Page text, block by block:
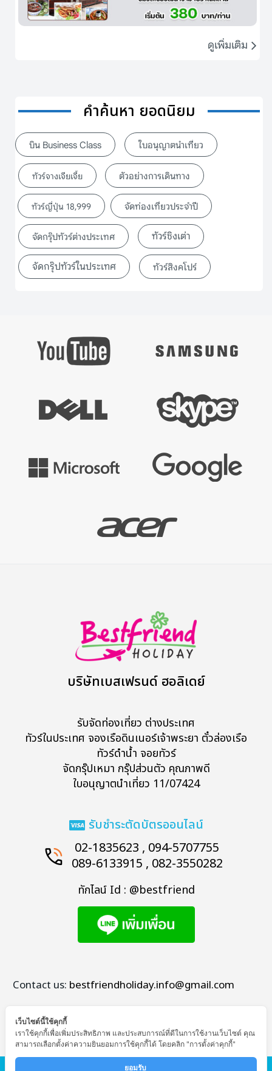
ดูเพิ่มเติม
คำค้นหา ยอดนิยม
บิน Business Class ใบอนุญาตนำเที่ยว
ทัวร์จางเจียเจี้ย ตัวอย่างการเดินทาง
ทัวร์ญี่ปุ่น 18,999 จัดท่องเที่ยวประจำปี
จัดกรุ๊ปทัวร์ต่างประเทศ ทัวร์ชิงเต่า
จัดกรุ๊ปทัวร์ในประเทศ ทัวร์สิงคโปร์
บริษัทเบสเฟรนด์ ฮอลิเดย์
รับจัดท่องเที่ยว ต่างประเทศ
ทัวร์ในประเทศ จองเรือดินเนอร์เจ้าพระยา ตั๋วล่องเรือ
ทัวร์ดำน้ำ จอยทัวร์
จัดกรุ๊ปเหมา กรุ๊ปส่วนตัว คุณภาพดี
ใบอนุญาตนำเที่ยว 11/07424
รับชำระตัดบัตรออนไลน์
02-1835623 , 094-5707755
089-6133915 , 082-3550282
ทักไลน์ Id : @bestfriend
Contact us: bestfriendholiday.info@gmail.com
© Copyright - Bestfriend Holiday
เว็บไซต์นี้ใช้คุกกี้
เราใช้คุกกี้เพื่อเพิ่มประสิทธิภาพ และประสบการณ์ที่ดีในการใช้งานเว็บไซต์ คุณ
สามารถเลือกตั้งค่าความยินยอมการใช้คุกกี้ได้ โดยคลิก "การตั้งค่าคุกกี้"
ยอมรับ